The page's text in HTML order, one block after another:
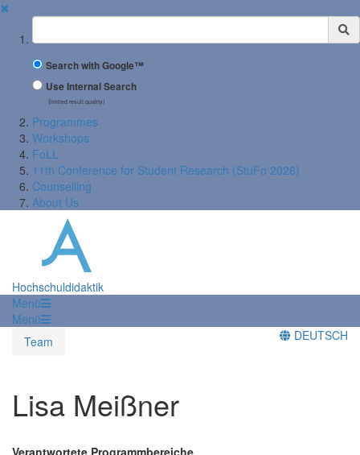
✖
Suchbegriff
Search with Google™
Use Internal Search
(limited result quality)
Programmes
Workshops
FoLL
11th Conference for Student Research (StuFo 2026)
Counselling
About Us
Hochschuldidaktik
Menü
Menü
Team
DEUTSCH
Lisa Meißner
Verantwortete Programmbereiche